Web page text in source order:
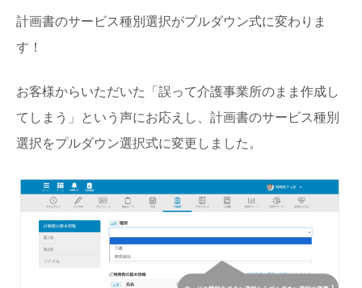
計画書のサービス種別選択がプルダウン式に変わりま
す！
お客様からいただいた「誤って介護事業所のまま作成し
てしまう」という声にお応えし、計画書のサービス種別
選択をプルダウン選択式に変更しました。